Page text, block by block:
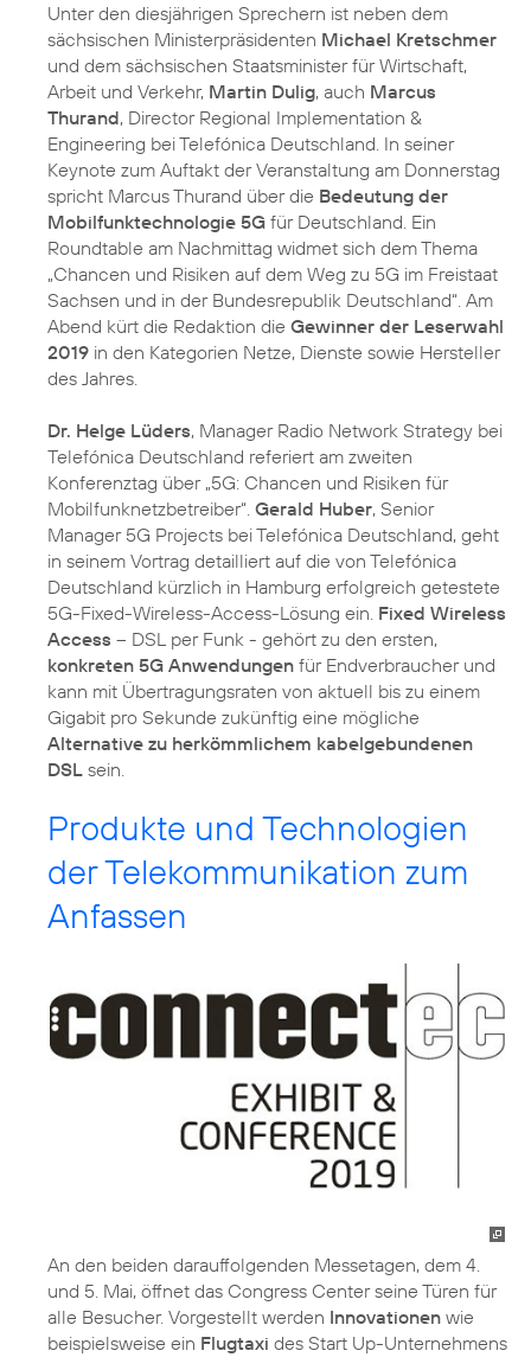
Unter den diesjährigen Sprechern ist neben dem
sächsischen Ministerpräsidenten Michael Kretschmer
und dem sächsischen Staatsminister für Wirtschaft,
Arbeit und Verkehr, Martin Dulig, auch Marcus
Thurand, Director Regional Implementation &
Engineering bei Telefónica Deutschland. In seiner
Keynote zum Auftakt der Veranstaltung am Donnerstag
spricht Marcus Thurand über die Bedeutung der
Mobilfunktechnologie 5G für Deutschland. Ein
Roundtable am Nachmittag widmet sich dem Thema
„Chancen und Risiken auf dem Weg zu 5G im Freistaat
Sachsen und in der Bundesrepublik Deutschland“. Am
Abend kürt die Redaktion die Gewinner der Leserwahl
2019 in den Kategorien Netze, Dienste sowie Hersteller
des Jahres.
Dr. Helge Lüders, Manager Radio Network Strategy bei
Telefónica Deutschland referiert am zweiten
Konferenztag über „5G: Chancen und Risiken für
Mobilfunknetzbetreiber“. Gerald Huber, Senior
Manager 5G Projects bei Telefónica Deutschland, geht
in seinem Vortrag detailliert auf die von Telefónica
Deutschland kürzlich in Hamburg erfolgreich getestete
5G-Fixed-Wireless-Access-Lösung ein. Fixed Wireless
Access – DSL per Funk - gehört zu den ersten,
konkreten 5G Anwendungen für Endverbraucher und
kann mit Übertragungsraten von aktuell bis zu einem
Gigabit pro Sekunde zukünftig eine mögliche
Alternative zu herkömmlichem kabelgebundenen
DSL sein.
Produkte und Technologien
der Telekommunikation zum
Anfassen
An den beiden darauffolgenden Messetagen, dem 4.
und 5. Mai, öffnet das Congress Center seine Türen für
alle Besucher. Vorgestellt werden Innovationen wie
beispielsweise ein Flugtaxi des Start Up-Unternehmens